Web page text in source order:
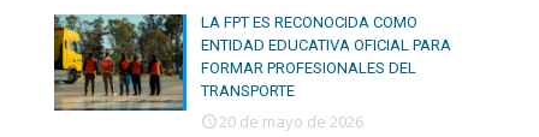
LA FPT ES RECONOCIDA COMO
ENTIDAD EDUCATIVA OFICIAL PARA
FORMAR PROFESIONALES DEL
TRANSPORTE
20 de mayo de 2026